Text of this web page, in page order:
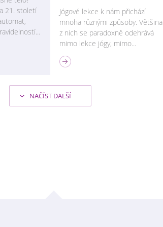
21. století
Jógové lekce k nám přichází
mnoha různými způsoby. Většina
z nich se paradoxně odehrává
mimo lekce jógy, mimo...
FILOZOFIE JÓGY
NAČÍST DALŠÍ